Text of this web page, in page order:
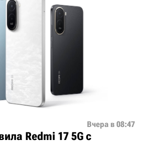
Вчера в 08:47
Redmi 17 5G с